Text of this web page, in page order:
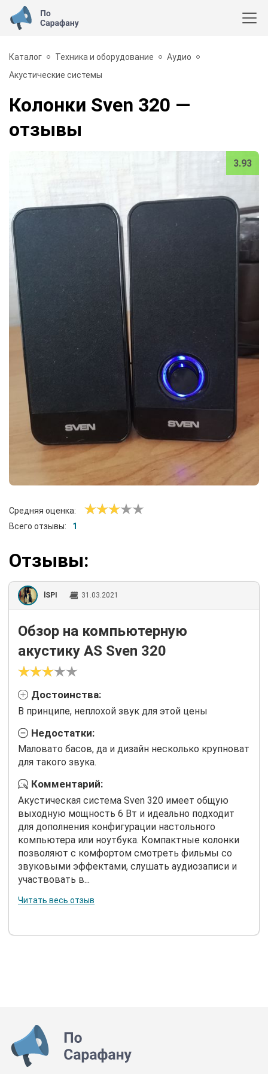
Каталог Техника и оборудование
Аудио
Акустические системы
Колонки Sven 320 —
отзывы
3.93
Средняя оценка:
Всего отзывы:
1
Отзывы:
lSPI 31.03.2021
Обзор на компьютерную
акустику AS Sven 320
Достоинства:
В принципе, неплохой звук для этой цены
Недостатки:
Маловато басов, да и дизайн несколько крупноват
для такого звука.
Комментарий:
Акустическая система Sven 320 имеет общую
выходную мощность 6 Вт и идеально подходит
для дополнения конфигурации настольного
компьютера или ноутбука. Компактные колонки
позволяют с комфортом смотреть фильмы со
звуковыми эффектами, слушать аудиозаписи и
участвовать в...
Читать весь отзыв